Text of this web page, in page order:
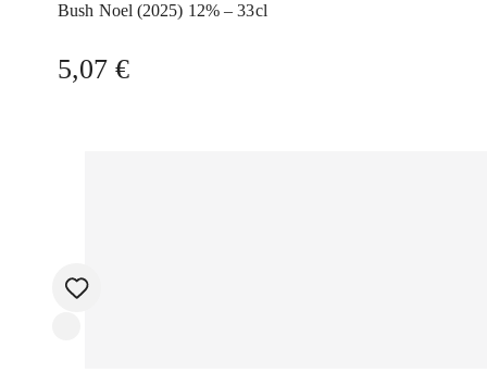
Bush Noel (2025) 12% – 33cl
5,07 €